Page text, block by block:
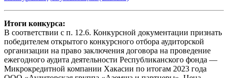
Итоги конкурса:
В соответствии с п. 12.6. Конкурсной документации признать
победителем открытого конкурсного отбора аудиторской
организации на право заключения договора на проведение
ежегодного аудита деятельности Республиканского фонда —
Микрокредитной компании Хакасии по итогам 2023 года